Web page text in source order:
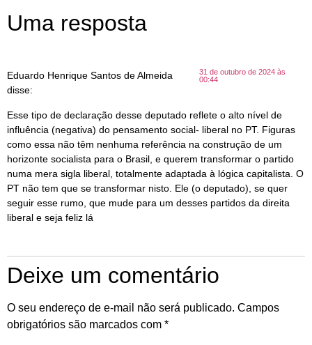
Uma resposta
Eduardo Henrique Santos de Almeida
disse:
31 de outubro de 2024 às
00:44
Esse tipo de declaração desse deputado reflete o alto nível de
influência (negativa) do pensamento social- liberal no PT. Figuras
como essa não têm nenhuma referência na construção de um
horizonte socialista para o Brasil, e querem transformar o partido
numa mera sigla liberal, totalmente adaptada à lógica capitalista. O
PT não tem que se transformar nisto. Ele (o deputado), se quer
seguir esse rumo, que mude para um desses partidos da direita
liberal e seja feliz lá
Deixe um comentário
O seu endereço de e-mail não será publicado. Campos
obrigatórios são marcados com *